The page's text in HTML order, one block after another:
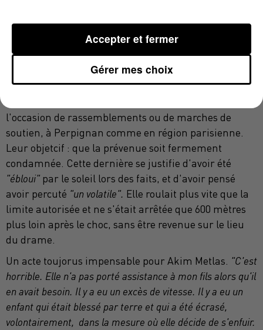
Akim Metlas, père de Yanis
Un combat pour une peine au delà du sursis
Depuis le drame il y a neuf mois, les proches du petit
l'occasion de rassemblements ou de marches de
soutien, à Perpignan comme en région parisienne.
Leur objetcif : que la prévenue soit fermement
condamnée. Cette dernière se justifie d'avoir été
"ébloui" par le soleil lors des faits, et d'avoir pensé
avoir percuté "un volatile". Elle roulait plus vite que la
limite autorisée et ne s'était arrêtée que 600 mètres
plus loin après le choc, sans être revenue sur le lieu
du drame.
Un acte toujorus impensable pour Akim Metlas. "C'est
horrible. Elle n'a pas porté assistance à mon fils alors qu'il
en avait besoin. Il y a eu un excès de vitesse. Il y a eu un
enfant qui était blessé par terre et qui a été écrasé,
volontairement, dans la mesure où elle décide de s'enfuir.
Gérer mes choix
Accepter et fermer